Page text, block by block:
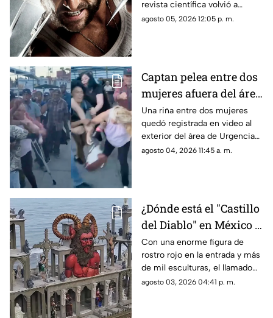
hospitalizado
revista científica volvió a
generar interés por los riesgos
agosto 05, 2026 12:05 p. m.
Captan pelea entre dos
mujeres afuera del área
de Urgencias de un
hospital en Chihuahua
| VIDEO
Una riña entre dos mujeres
quedó registrada en video al
exterior del área de Urgencias
de un hospital ubicado en
agosto 04, 2026 11:45 a. m.
¿Dónde está el "Castillo
del Diablo" en México y
por qué se volvió tan
famoso?
Con una enorme figura de
rostro rojo en la entrada y más
de mil esculturas, el llamado
“Castillo del Diablo” se ha
agosto 03, 2026 04:41 p. m.